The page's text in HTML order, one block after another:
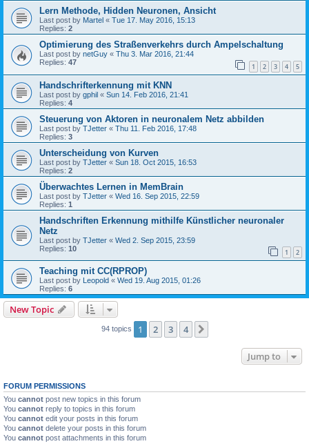
Lern Methode, Hidden Neuronen, Ansicht
Last post by Martel « Tue 17. May 2016, 15:13
Replies: 2
Optimierung des Straßenverkehrs durch Ampelschaltung
Last post by netGuy « Thu 3. Mar 2016, 21:44
Replies: 47 1 2 3 4 5
Handschrifterkennung mit KNN
Last post by gphil « Sun 14. Feb 2016, 21:41
Replies: 4
Steuerung von Aktoren in neuronalem Netz abbilden
Last post by TJetter « Thu 11. Feb 2016, 17:48
Replies: 3
Unterscheidung von Kurven
Last post by TJetter « Sun 18. Oct 2015, 16:53
Replies: 2
Überwachtes Lernen in MemBrain
Last post by TJetter « Wed 16. Sep 2015, 22:59
Replies: 1
Handschriften Erkennung mithilfe Künstlicher neuronaler
Netz
Last post by TJetter « Wed 2. Sep 2015, 23:59
Replies: 10 1 2
Teaching mit CC(RPROP)
Last post by Leopold « Wed 19. Aug 2015, 01:26
Replies: 6
New Topic
94 topics 1 2 3 4
Jump to
FORUM PERMISSIONS
You cannot post new topics in this forum
You cannot reply to topics in this forum
You cannot edit your posts in this forum
You cannot delete your posts in this forum
You cannot post attachments in this forum